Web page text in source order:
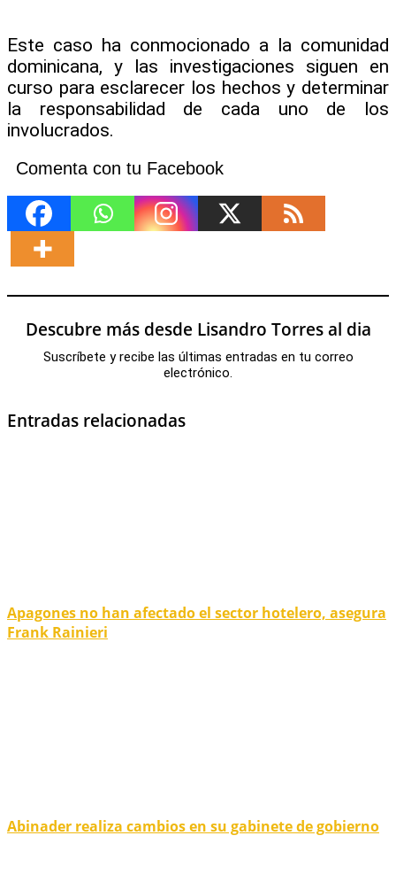
Este caso ha conmocionado a la comunidad
dominicana, y las investigaciones siguen en
curso para esclarecer los hechos y determinar
la responsabilidad de cada uno de los
involucrados.
Comenta con tu Facebook
Descubre más desde Lisandro Torres al dia
Suscríbete y recibe las últimas entradas en tu correo
electrónico.
Entradas relacionadas
Apagones no han afectado el sector hotelero, asegura
Frank Rainieri
Abinader realiza cambios en su gabinete de gobierno